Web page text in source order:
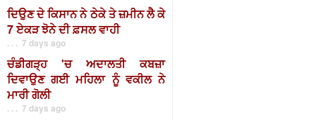
ਦਿਉਣ ਦੇ ਕਿਸਾਨ ਨੇ ਠੇਕੇ ਤੇ ਜ਼ਮੀਨ ਲੈ ਕੇ
7 ਏਕੜ ਝੋਨੇ ਦੀ ਫ਼ਸਲ ਵਾਹੀ
. . . 7 days ago
ਚੰਡੀਗੜ੍ਹ 'ਚ ਅਦਾਲਤੀ ਕਬਜ਼ਾ
ਦਿਵਾਉਣ ਗਈ ਮਹਿਲਾ ਨੂੰ ਵਕੀਲ ਨੇ
ਮਾਰੀ ਗੋਲੀ
. . . 7 days ago